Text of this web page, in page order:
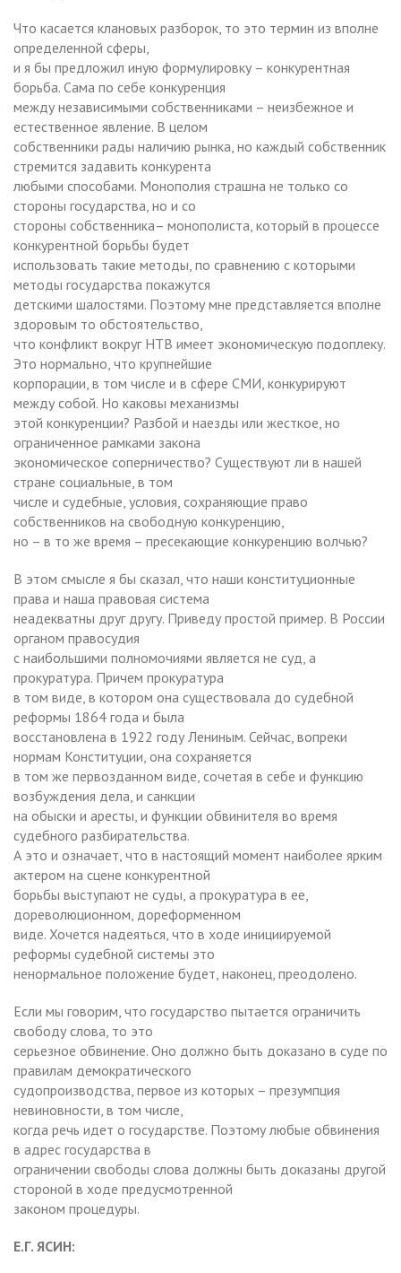
Что касается клановых разборок, то это термин из вполне
определенной сферы,
и я бы предложил иную формулировку – конкурентная
борьба. Сама по себе конкуренция
между независимыми собственниками – неизбежное и
естественное явление. В целом
собственники рады наличию рынка, но каждый собственник
стремится задавить конкурента
любыми способами. Монополия страшна не только со
стороны государства, но и со
стороны собственника– монополиста, который в процессе
конкурентной борьбы будет
использовать такие методы, по сравнению с которыми
методы государства покажутся
детскими шалостями. Поэтому мне представляется вполне
здоровым то обстоятельство,
что конфликт вокруг НТВ имеет экономическую подоплеку.
Это нормально, что крупнейшие
корпорации, в том числе и в сфере СМИ, конкурируют
между собой. Но каковы механизмы
этой конкуренции? Разбой и наезды или жесткое, но
ограниченное рамками закона
экономическое соперничество? Существуют ли в нашей
стране социальные, в том
числе и судебные, условия, сохраняющие право
собственников на свободную конкуренцию,
но – в то же время – пресекающие конкуренцию волчью?
В этом смысле я бы сказал, что наши конституционные
права и наша правовая система
неадекватны друг другу. Приведу простой пример. В России
органом правосудия
с наибольшими полномочиями является не суд, а
прокуратура. Причем прокуратура
в том виде, в котором она существовала до судебной
реформы 1864 года и была
восстановлена в 1922 году Лениным. Сейчас, вопреки
нормам Конституции, она сохраняется
в том же первозданном виде, сочетая в себе и функцию
возбуждения дела, и санкции
на обыски и аресты, и функции обвинителя во время
судебного разбирательства.
А это и означает, что в настоящий момент наиболее ярким
актером на сцене конкурентной
борьбы выступают не суды, а прокуратура в ее,
дореволюционном, дореформенном
виде. Хочется надеяться, что в ходе инициируемой
реформы судебной системы это
ненормальное положение будет, наконец, преодолено.
Если мы говорим, что государство пытается ограничить
свободу слова, то это
серьезное обвинение. Оно должно быть доказано в суде по
правилам демократического
судопроизводства, первое из которых – презумпция
невиновности, в том числе,
когда речь идет о государстве. Поэтому любые обвинения
в адрес государства в
ограничении свободы слова должны быть доказаны другой
стороной в ходе предусмотренной
законом процедуры.
Е.Г. ЯСИН: